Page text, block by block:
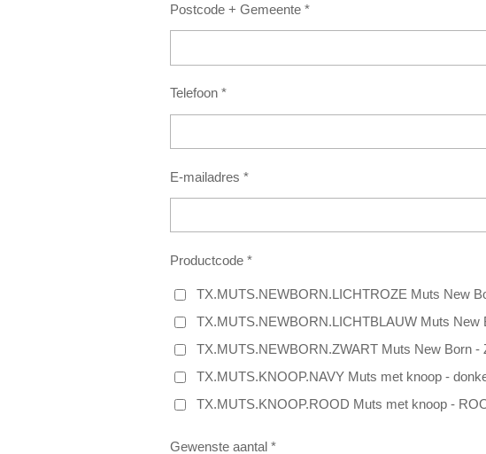
Postcode + Gemeente *
Telefoon *
E-mailadres *
Productcode *
TX.MUTS.NEWBORN.LICHTROZE Muts New
TX.MUTS.NEWBORN.LICHTBLAUW Muts New
TX.MUTS.NEWBORN.ZWART Muts New Born -
TX.MUTS.KNOOP.NAVY Muts met knoop -
TX.MUTS.KNOOP.ROOD Muts met knoop -
Gewenste aantal *